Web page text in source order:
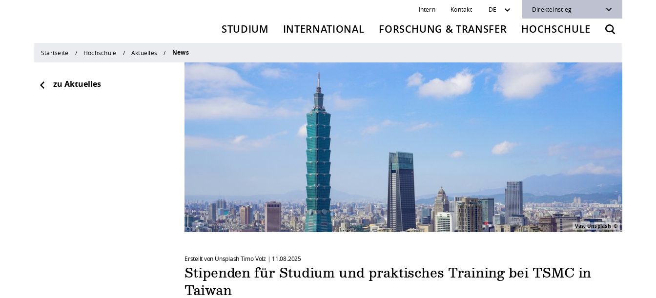
Intern Kontakt DE Direkteinstieg
STUDIUM INTERNATIONAL FORSCHUNG & TRANSFER HOCHSCHULE
Startseite Hochschule Aktuelles News
zu Aktuelles
Vas, Unsplash
Erstellt von Unsplash Timo Volz | 11.08.2025
Stipenden für Studium und praktisches Training bei TSMC in
Taiwan